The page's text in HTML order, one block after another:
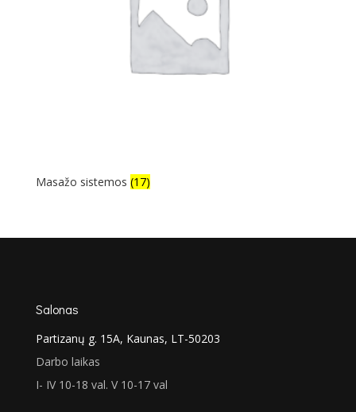
Masažo sistemos (17)
Salonas
Partizanų g. 15A, Kaunas, LT-50203
Darbo laikas
I- IV 10-18 val. V 10-17 val